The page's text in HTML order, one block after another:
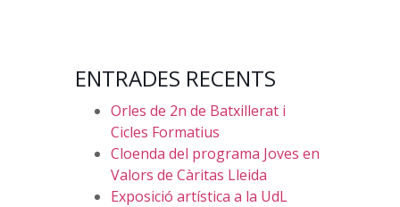
ENTRADES RECENTS
Orles de 2n de Batxillerat i
Cicles Formatius
Cloenda del programa Joves en
Valors de Càritas Lleida
Exposició artística a la UdL